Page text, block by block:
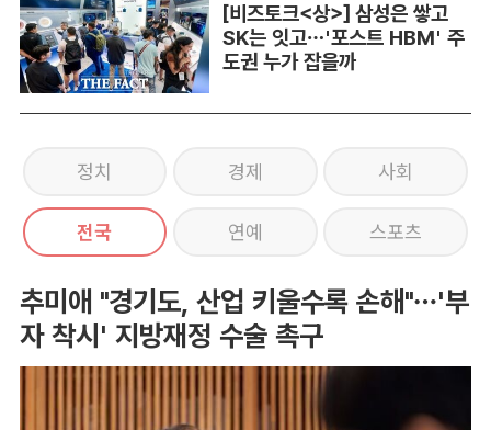
[비즈토크<상>] 삼성은 쌓고
SK는 잇고…'포스트 HBM' 주
도권 누가 잡을까
정치 경제 사회
전국 연예 스포츠
추미애 "경기도, 산업 키울수록 손해"…'부
자 착시' 지방재정 수술 촉구